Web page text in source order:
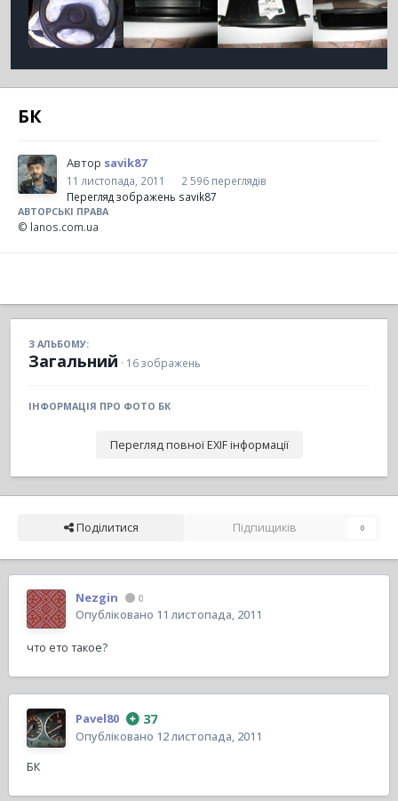
БК
Автор savik87
11 листопада, 2011
2 596 переглядів
Перегляд зображень savik87
АВТОРСЬКІ ПРАВА
© lanos.com.ua
З АЛЬБОМУ:
Загальний · 16 зображень
ІНФОРМАЦІЯ ПРО ФОТО БК
Перегляд повної EXIF інформації
Поділитися Підпищиків 0
Nezgin 0
Опубліковано 11 листопада, 2011
что ето такое?
Pavel80 37
Опубліковано 12 листопада, 2011
БК